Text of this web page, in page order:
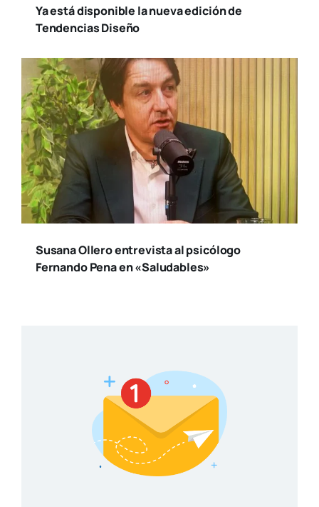
Ya está disponible la nueva edición de
Tendencias Diseño
Susana Ollero entrevista al psicólogo
Fernando Pena en «Saludables»